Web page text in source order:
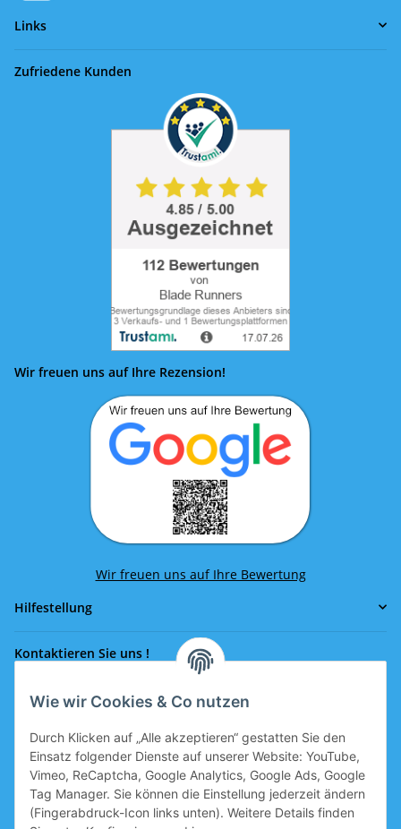
Wie wir Cookies & Co nutzen
Durch Klicken auf „Alle akzeptieren“ gestatten Sie den
Einsatz folgender Dienste auf unserer Website: YouTube,
Vimeo, ReCaptcha, Google Analytics, Google Ads, Google
Tag Manager. Sie können die Einstellung jederzeit ändern
(Fingerabdruck-Icon links unten). Weitere Details finden
Links
Zufriedene Kunden
Wir freuen uns auf Ihre Rezension!
Wir freuen uns auf Ihre Bewertung
Hilfestellung
Kontaktieren Sie uns !
Rufen Sie uns an!
office@eissport.at
Mitglied der WKO